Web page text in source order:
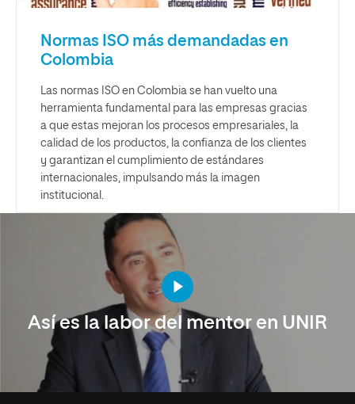
Normas ISO más demandadas en
Colombia
Las normas ISO en Colombia se han vuelto una
herramienta fundamental para las empresas gracias
a que estas mejoran los procesos empresariales, la
calidad de los productos, la confianza de los clientes
y garantizan el cumplimiento de estándares
internacionales, impulsando más la imagen
institucional.
Así es la labor del mentor en UNIR